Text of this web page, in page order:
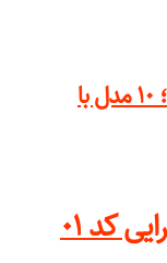
بهترین استخر بادی ؛ ۱۰ مدل با
کد ۰۱